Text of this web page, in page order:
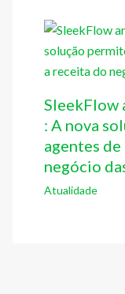
SleekFlow
: A nova
agentes
negócio
Atualidade